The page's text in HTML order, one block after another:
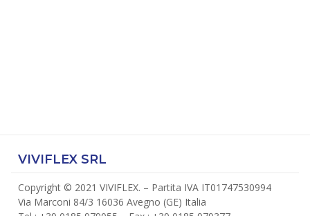
VIVIFLEX SRL
Copyright © 2021 VIVIFLEX. – Partita IVA IT01747530994
Via Marconi 84/3 16036 Avegno (GE) Italia